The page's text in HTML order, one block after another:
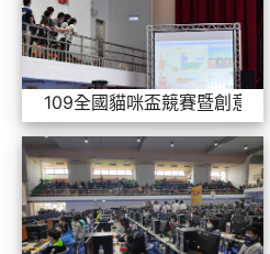
109全國貓咪盃競賽暨創意市